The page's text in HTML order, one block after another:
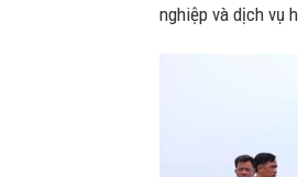
nghiệp và dịch vụ